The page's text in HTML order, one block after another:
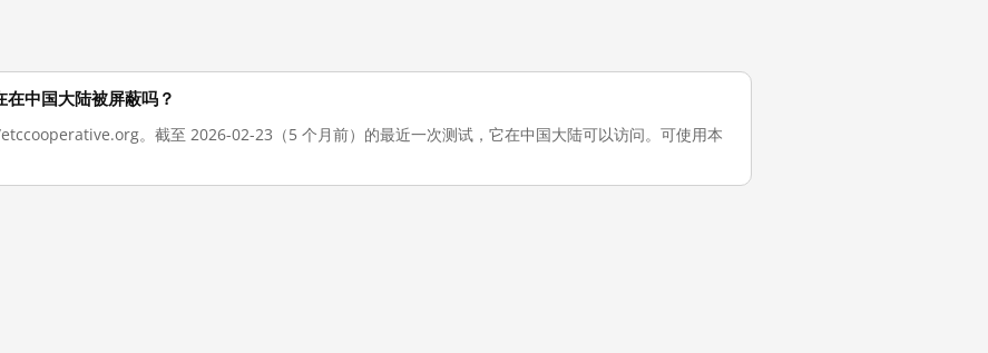
中国大陆被屏蔽吗？
。截至 2026-02-23（5 个月前）的最近一次测试，它在中国大陆可以访问。可使用本